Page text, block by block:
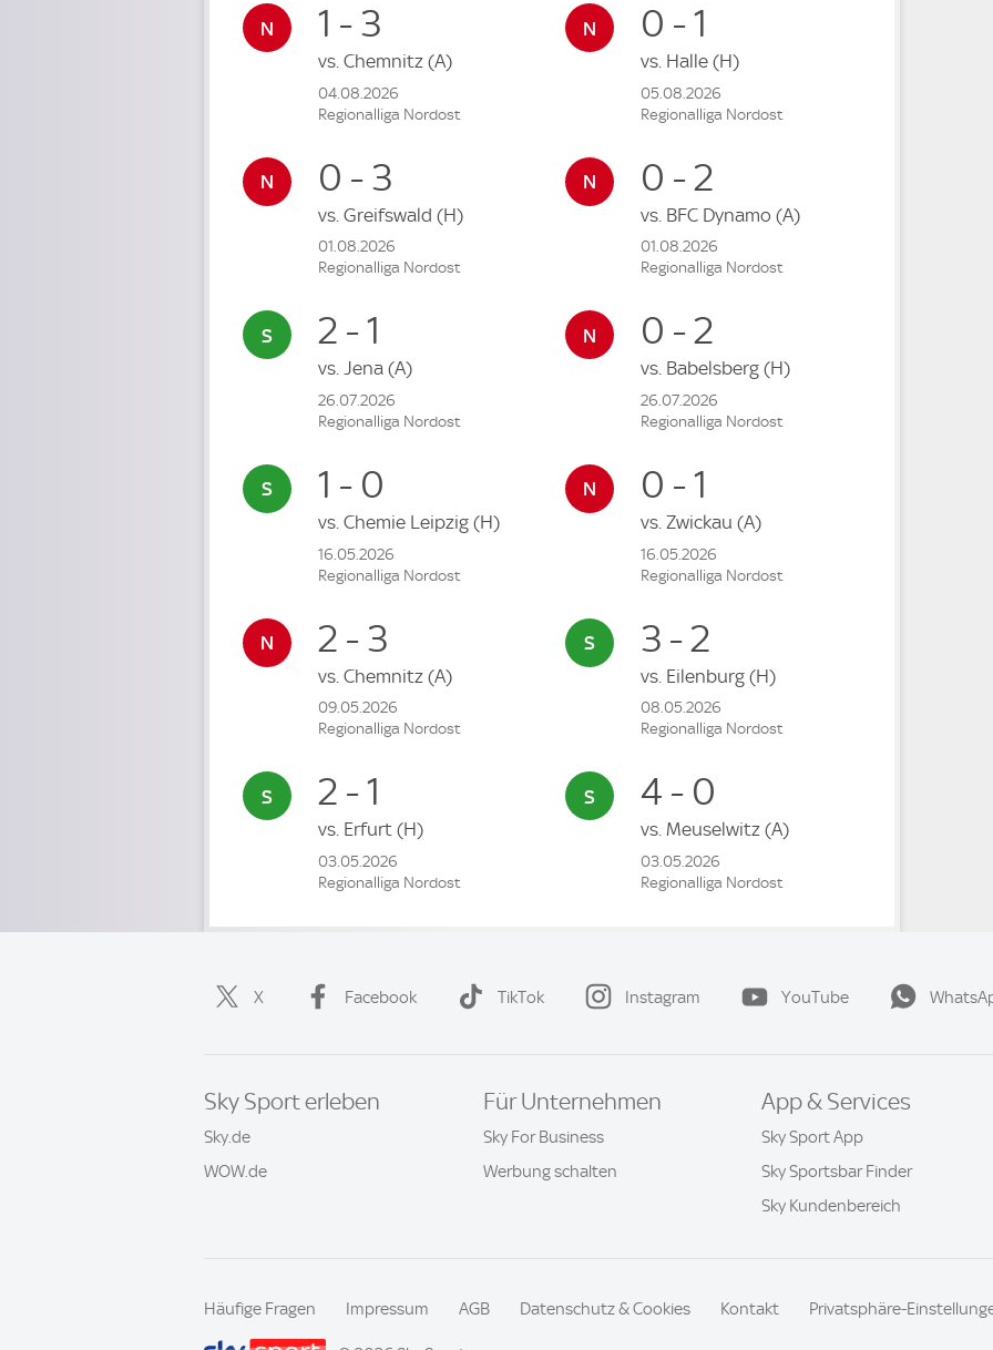
1 - 3
vs. Chemnitz (A)
04.08.2026
Regionalliga Nordost
0 - 3
vs. Greifswald (H)
01.08.2026
Regionalliga Nordost
2 - 1
vs. Jena (A)
26.07.2026
Regionalliga Nordost
1 - 0
vs. Chemie Leipzig (H)
16.05.2026
Regionalliga Nordost
2 - 3
vs. Chemnitz (A)
09.05.2026
Regionalliga Nordost
2 - 1
vs. Erfurt (H)
03.05.2026
Regionalliga Nordost
0 - 1
vs. Halle (H)
05.08.2026
Regionalliga Nordost
0 - 2
vs. BFC Dynamo (A)
01.08.2026
Regionalliga Nordost
0 - 2
vs. Babelsberg (H)
26.07.2026
Regionalliga Nordost
0 - 1
vs. Zwickau (A)
16.05.2026
Regionalliga Nordost
3 - 2
vs. Eilenburg (H)
08.05.2026
Regionalliga Nordost
4 - 0
vs. Meuselwitz (A)
03.05.2026
Regionalliga Nordost
X Facebook TikTok Instagram YouTube
Sky Sport erleben
Sky.de
WOW.de
Für Unternehmen
Sky For Business
Werbung schalten
App & Services
Sky Sport App
Sky Sportsbar Finder
Sky Kundenbereich
Häufige Fragen Impressum AGB Datenschutz & Cookies Kontakt Privatsphäre-